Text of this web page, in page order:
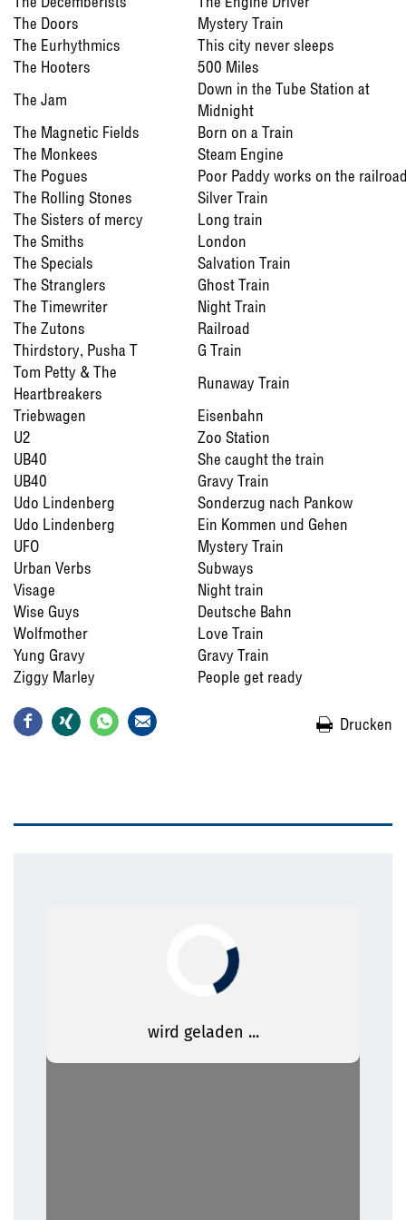
The Doors
Mystery Train
The Eurhythmics
This city never sleeps
The Hooters
500 Miles
The Jam
Down in the Tube Station at
Midnight
The Magnetic Fields
Born on a Train
The Monkees
Steam Engine
The Pogues
Poor Paddy works on the
The Rolling Stones
Silver Train
The Sisters of mercy
Long train
The Smiths
London
The Specials
Salvation Train
The Stranglers
Ghost Train
The Timewriter
Night Train
The Zutons
Railroad
Thirdstory, Pusha T
G Train
Tom Petty & The
Heartbreakers
Runaway Train
Triebwagen
Eisenbahn
U2
Zoo Station
UB40
She caught the train
UB40
Gravy Train
Udo Lindenberg
Sonderzug nach Pankow
Udo Lindenberg
Ein Kommen und Gehen
UFO
Mystery Train
Urban Verbs
Subways
Visage
Night train
Wise Guys
Deutsche Bahn
Wolfmother
Love Train
Yung Gravy
Gravy Train
Ziggy Marley
People get ready
Drucken